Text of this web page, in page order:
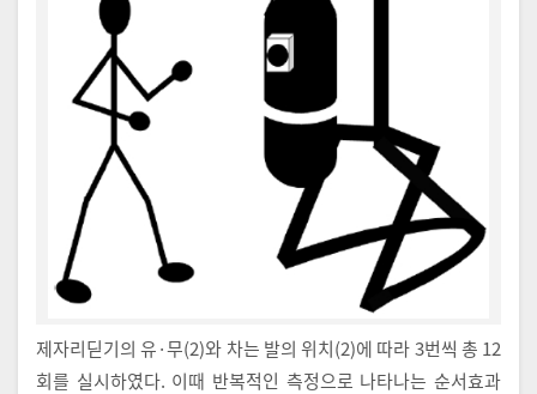
제자리딛기의 유·무(2)와 차는 발의 위치(2)에 따라 3번씩 총 12
회를 실시하였다. 이때 반복적인 측정으로 나타나는 순서효과